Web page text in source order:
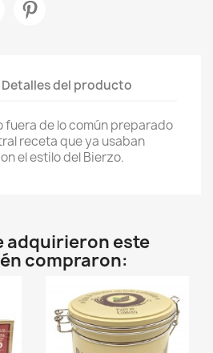
Detalles del producto
fuera de lo común preparado
receta que ya usaban
el estilo del Bierzo.
adquirieron este
compraron: